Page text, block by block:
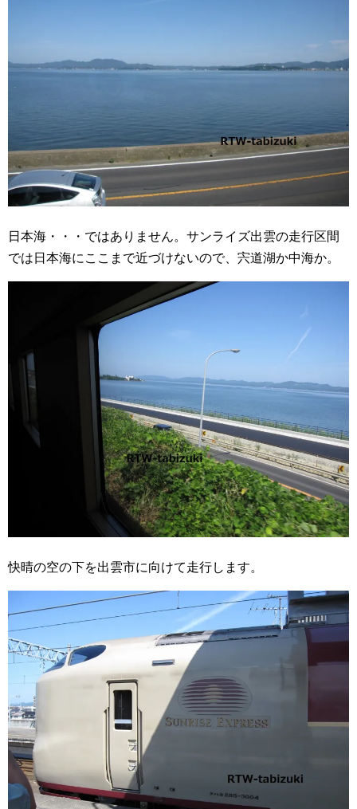
日本海・・・ではありません。サンライズ出雲の走行区間
では日本海にここまで近づけないので、宍道湖か中海か。
快晴の空の下を出雲市に向けて走行します。